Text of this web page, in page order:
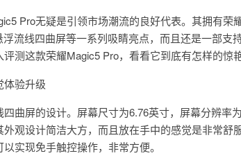
Pro无疑是引领市场潮流的良好代表。其拥有荣
流线四曲屏等一系列吸睛亮点，而且还是一部支
测这款荣耀Magic5 Pro，看看它到底有怎样的惊艳
体验升级
曲屏的设计。屏幕尺寸为6.76英寸，屏幕分辨率
观设计简洁大方，而且放在手中的感觉是非常舒
实现免手触控操作，非常方便。